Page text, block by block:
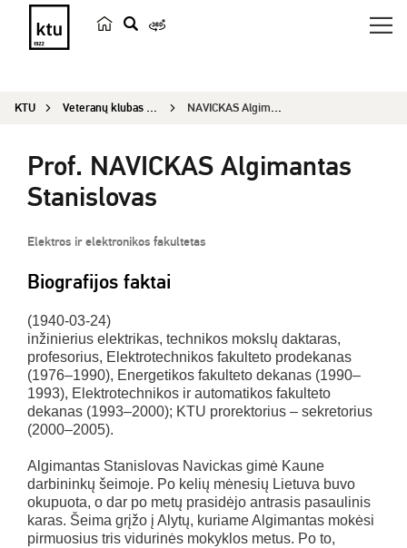
e
k
a
KTU Veteranų klubas „Emeritus“ NAVICKAS Algimantas Stanislovas
Prof. NAVICKAS Algimantas
Stanislovas
Elektros ir elektronikos fakultetas
Biografijos faktai
(1940-03-24)
inžinierius elektrikas, technikos mokslų daktaras,
profesorius, Elektrotechnikos fakulteto prodekanas
(1976–1990), Energetikos fakulteto dekanas (1990–
1993), Elektrotechnikos ir automatikos fakulteto
dekanas (1993–2000); KTU prorektorius – sekretorius
(2000–2005).
Algimantas Stanislovas Navickas gimė Kaune
darbininkų šeimoje. Po kelių mėnesių Lietuva buvo
okupuota, o dar po metų prasidėjo antrasis pasaulinis
karas. Šeima grįžo į Alytų, kuriame Algimantas mokėsi
pirmuosius tris vidurinės mokyklos metus. Po to,